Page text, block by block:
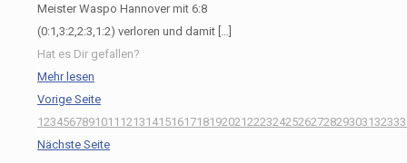
Meister Waspo Hannover mit 6:8
(0:1,3:2,2:3,1:2) verloren und damit […]
Hat es Dir gefallen?
Mehr lesen
Vorige Seite
1234567891011 12131415161718192021222324252627282930313233
Nächste Seite